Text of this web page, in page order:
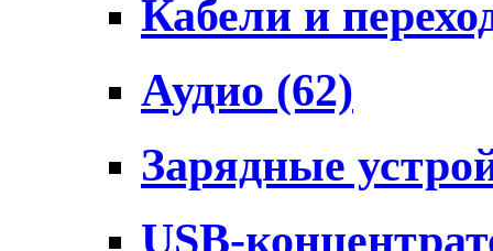
Кабели и
Аудио (62)
Зарядные
USB-